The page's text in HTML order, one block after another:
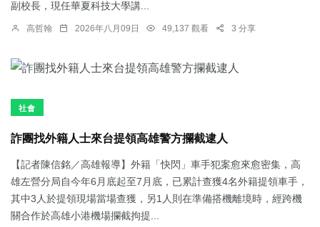
副校長，現任華夏科技大學講...
高哲翰 2026年八月09日 49,137 觀看 3 分享
社會
詐團找外籍人士來台提領高雄警方攔截逮人
【記者陳信銘／高雄報導】外籍「快閃」車手犯案愈來愈密集，高
雄左營分局自今年6月底起至7月底，已累計查獲4名外籍提領車手，
其中3人於提領現場當場查獲，另1人則在準備搭機離境時，經跨機
關合作於高雄小港機場攔截拘提...